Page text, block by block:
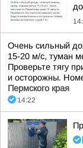
Очень сильный
15-20 м/с, туман
Проверьте тягу
и осторожны.
Пермского края
14:22